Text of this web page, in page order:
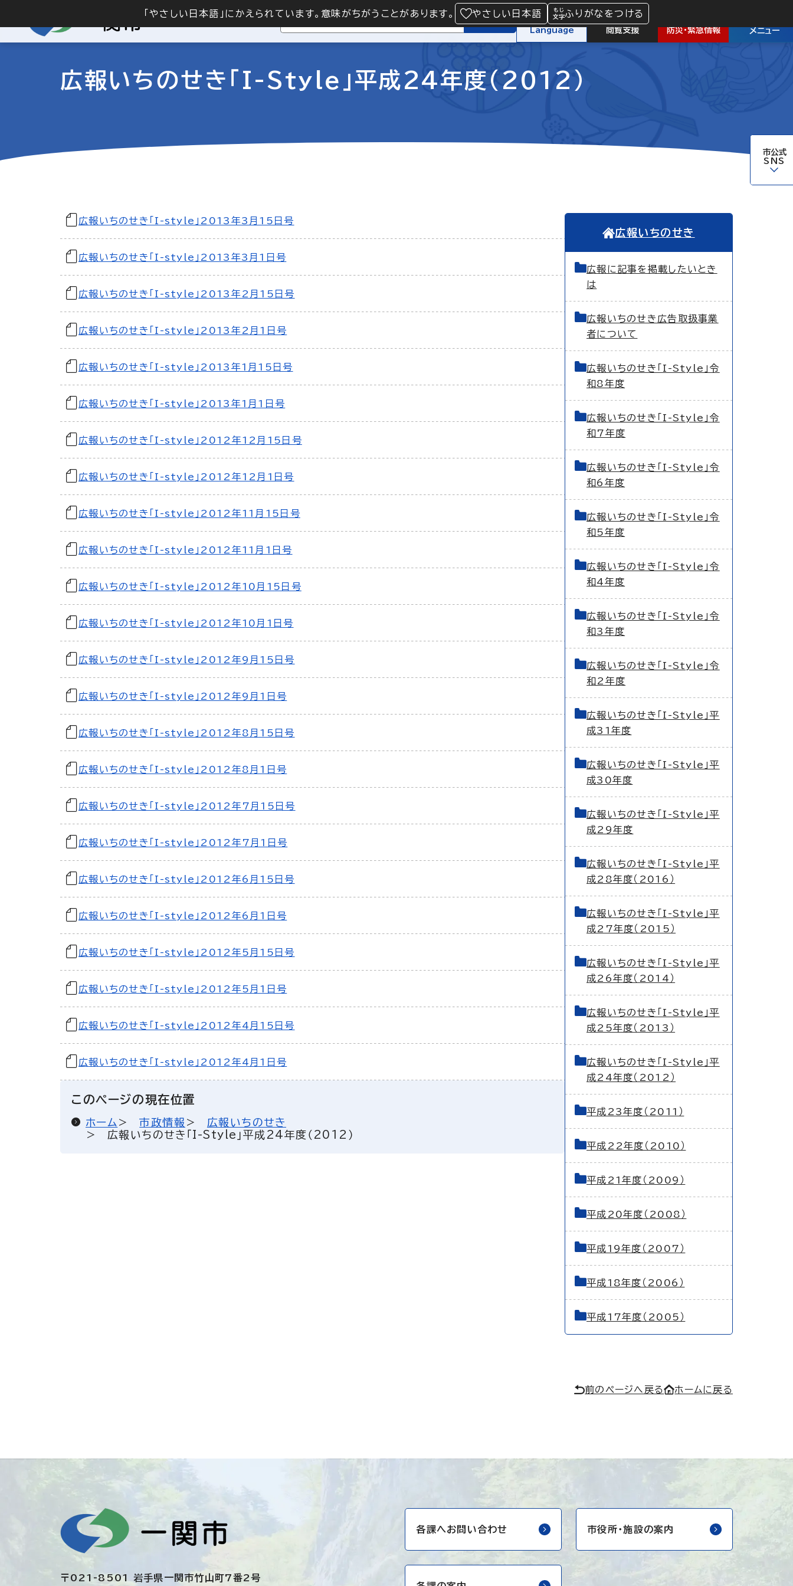
「やさしい日本語」にかえられています。意味がちがうことがあります。 やさしい日本語 ふりがなをつける
検索
Language 閲覧支援 防災・緊急情報 メニュー
市公式
SNS
広報いちのせき「I-Style」平成24年度（2012）
広報いちのせき「I-style」2013年3月15日号
広報いちのせき「I-style」2013年3月1日号
広報いちのせき「I-style」2013年2月15日号
広報いちのせき「I-style」2013年2月1日号
広報いちのせき「I-style」2013年1月15日号
広報いちのせき「I-style」2013年1月1日号
広報いちのせき「I-style」2012年12月15日号
広報いちのせき「I-style」2012年12月1日号
広報いちのせき「I-style」2012年11月15日号
広報いちのせき「I-style」2012年11月1日号
広報いちのせき「I-style」2012年10月15日号
広報いちのせき「I-style」2012年10月1日号
広報いちのせき「I-style」2012年9月15日号
広報いちのせき「I-style」2012年9月1日号
広報いちのせき「I-style」2012年8月15日号
広報いちのせき「I-style」2012年8月1日号
広報いちのせき「I-style」2012年7月15日号
広報いちのせき「I-style」2012年7月1日号
広報いちのせき「I-style」2012年6月15日号
広報いちのせき「I-style」2012年6月1日号
広報いちのせき「I-style」2012年5月15日号
広報いちのせき「I-style」2012年5月1日号
広報いちのせき「I-style」2012年4月15日号
広報いちのせき「I-style」2012年4月1日号
このページの現在位置
ホーム 市政情報
広報いちのせき
広報いちのせき「I-Style」平成24年度（2012）
広報いちのせき
広報に記事を掲載したいとき
は
広報いちのせき広告取扱事業
者について
広報いちのせき「I-Style」令
和8年度
広報いちのせき「I-Style」令
和7年度
広報いちのせき「I-Style」令
和6年度
広報いちのせき「I-Style」令
和5年度
広報いちのせき「I-Style」令
和4年度
広報いちのせき「I-Style」令
和3年度
広報いちのせき「I-Style」令
和2年度
広報いちのせき「I-Style」平
成31年度
広報いちのせき「I-Style」平
成30年度
広報いちのせき「I-Style」平
成29年度
広報いちのせき「I-Style」平
成28年度（2016）
広報いちのせき「I-Style」平
成27年度（2015）
広報いちのせき「I-Style」平
成26年度（2014）
広報いちのせき「I-Style」平
成25年度（2013）
広報いちのせき「I-Style」平
成24年度（2012）
平成23年度（2011）
平成22年度（2010）
平成21年度（2009）
平成20年度（2008）
平成19年度（2007）
平成18年度（2006）
平成17年度（2005）
前のページへ戻る ホームに戻る
〒021-8501 岩手県一関市竹山町7番2号
各課へお問い合わせ 市役所・施設の案内